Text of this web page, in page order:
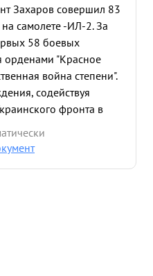
Захаров совершил 83
самолете -ИЛ-2. За
58 боевых
орденами "Красное
война степени".
содействуя
фронта в
ьных операций
окруженных в
гвардии лейтенант